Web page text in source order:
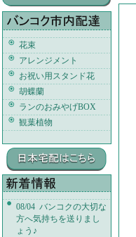
花束
アレンジメント
お祝い用スタンド花
胡蝶蘭
ランのおみやげBOX
観葉植物
08/04 バンコクの大切な
方へ気持ちを送りまし
ょう♪